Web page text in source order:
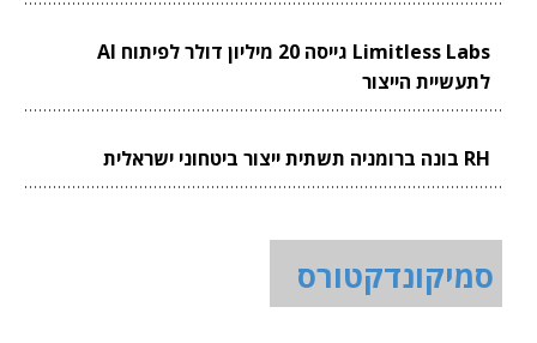
Limitless Labs גייסה 20 מיליון דולר לפיתוח AI
לתעשיית הייצור
RH בונה ברומניה תשתית ייצור ביטחוני ישראלית
סמיקונדקטורס